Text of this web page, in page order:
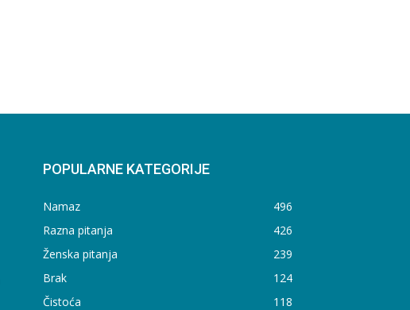
POPULARNE KATEGORIJE
Namaz
496
Razna pitanja
426
Ženska pitanja
239
Brak
124
Čistoća
118